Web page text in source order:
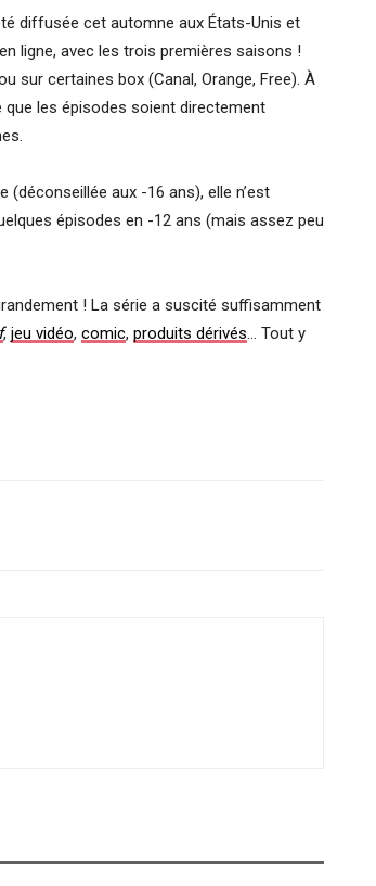
diffusée cet automne aux États-Unis et
ligne, avec les trois premières saisons !
sur certaines box (Canal, Orange, Free). À
les épisodes soient directement
aux -16 ans), elle n’est
épisodes en -12 ans (mais assez peu
! La série a suscité suffisamment
, jeu vidéo, comic, produits dérivés … Tout y